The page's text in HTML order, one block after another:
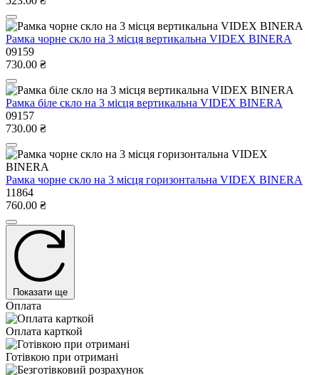
Рамка чорне скло на 3 місця вертикальна VIDEX BINERA
09159
730.00 ₴
Рамка біле скло на 3 місця вертикальна VIDEX BINERA
09157
730.00 ₴
Рамка чорне скло на 3 місця горизонтальна VIDEX BINERA
11864
760.00 ₴
Показати ще
Оплата
Оплата карткой
Готівкою при отримані